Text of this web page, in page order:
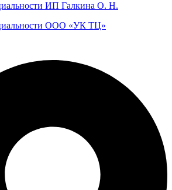
ИП Галкина О. Н.
ООО «УК ТЦ»